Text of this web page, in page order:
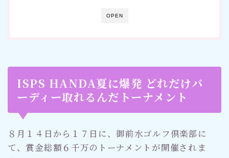
OPEN
ISPS HANDA夏に爆発 どれだけバ
ーディー取れるんだトーナメント
８月１４日から１７日に、御前水ゴルフ倶楽部に
て、賞金総額６千万のトーナメントが開催されま